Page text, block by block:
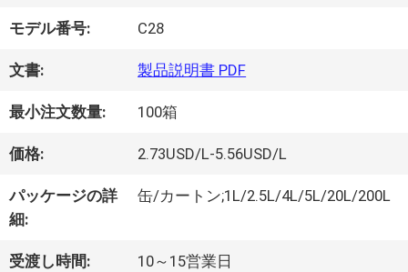
デ
オ
企
業
情
報
モデル番号: C28
文書: 製品説明書 PDF
最小注文数量: 100箱
価格: 2.73USD/L-5.56USD/L
パッケージの詳
細:
缶/カートン;1L/2.5L/4L/5L/20L/200L
受渡し時間: 10～15営業日